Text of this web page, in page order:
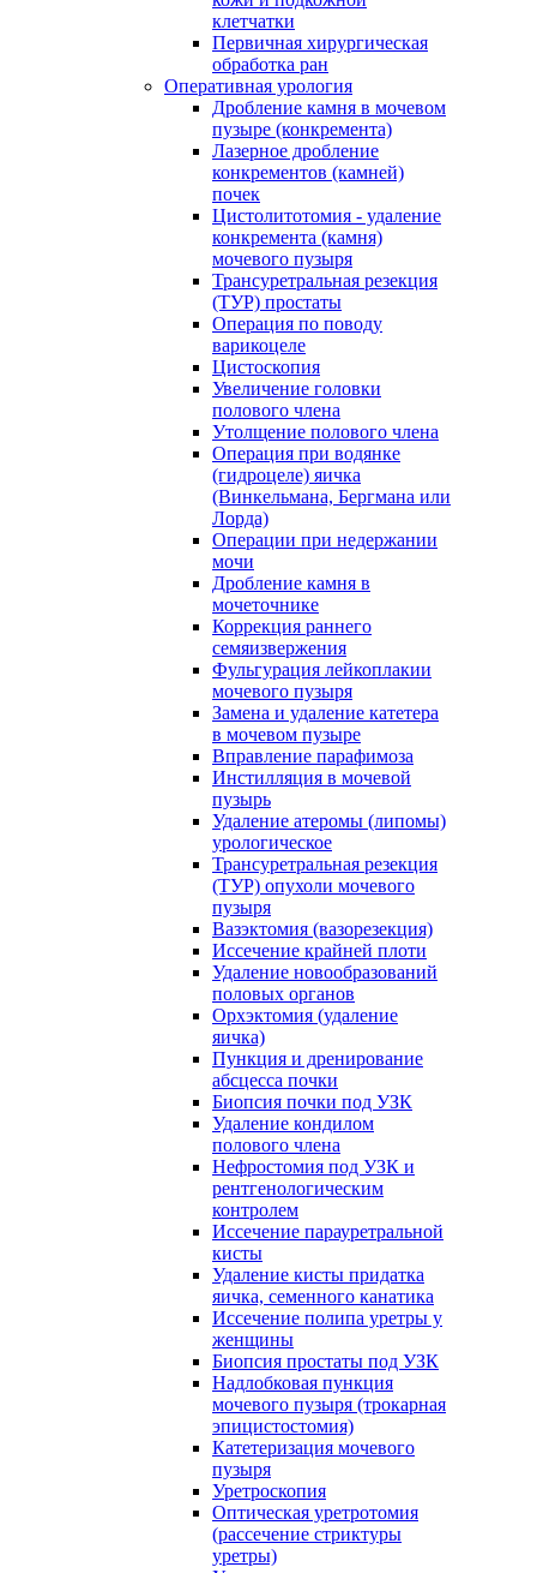
клетчатки
Первичная хирургическая
обработка ран
Оперативная урология
Дробление камня в мочевом
пузыре (конкремента)
Лазерное дробление
конкрементов (камней)
почек
Цистолитотомия - удаление
конкремента (камня)
мочевого пузыря
Трансуретральная резекция
(ТУР) простаты
Операция по поводу
варикоцеле
Цистоскопия
Увеличение головки
полового члена
Утолщение полового члена
Операция при водянке
(гидроцеле) яичка
(Винкельмана, Бергмана или
Лорда)
Операции при недержании
мочи
Дробление камня в
мочеточнике
Коррекция раннего
семяизвержения
Фульгурация лейкоплакии
мочевого пузыря
Замена и удаление катетера
в мочевом пузыре
Вправление парафимоза
Инстилляция в мочевой
пузырь
Удаление атеромы (липомы)
урологическое
Трансуретральная резекция
(ТУР) опухоли мочевого
пузыря
Вазэктомия (вазорезекция)
Иссечение крайней плоти
Удаление новообразований
половых органов
Орхэктомия (удаление
яичка)
Пункция и дренирование
абсцесса почки
Биопсия почки под УЗК
Удаление кондилом
полового члена
Нефростомия под УЗК и
рентгенологическим
контролем
Иссечение парауретральной
кисты
Удаление кисты придатка
яичка, семенного канатика
Иссечение полипа уретры у
женщины
Биопсия простаты под УЗК
Надлобковая пункция
мочевого пузыря (трокарная
эпицистостомия)
Катетеризация мочевого
пузыря
Уретроскопия
Оптическая уретротомия
(рассечение стриктуры
уретры)